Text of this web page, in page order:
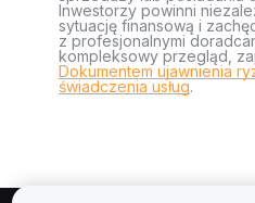
Inwestorzy powinni
sytuację finansową i
z profesjonalnymi
kompleksowy przegląd,
Dokumentem ujawnienia
świadczenia usług.